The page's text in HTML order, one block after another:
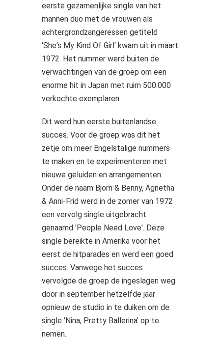
eerste gezamenlijke single van het
mannen duo met de vrouwen als
achtergrondzangeressen getiteld
'She's My Kind Of Girl' kwam uit in maart
1972. Het nummer werd buiten de
verwachtingen van de groep om een
enorme hit in Japan met ruim 500.000
verkochte exemplaren.
Dit werd hun eerste buitenlandse
succes. Voor de groep was dit het
zetje om meer Engelstalige nummers
te maken en te experimenteren met
nieuwe geluiden en arrangementen.
Onder de naam Björn & Benny, Agnetha
& Anni-Frid werd in de zomer van 1972
een vervolg single uitgebracht
genaamd 'People Need Love'. Deze
single bereikte in Amerika voor het
eerst de hitparades en werd een goed
succes. Vanwege het succes
vervolgde de groep de ingeslagen weg
door in september hetzelfde jaar
opnieuw de studio in te duiken om de
single 'Nina, Pretty Ballerina' op te
nemen.